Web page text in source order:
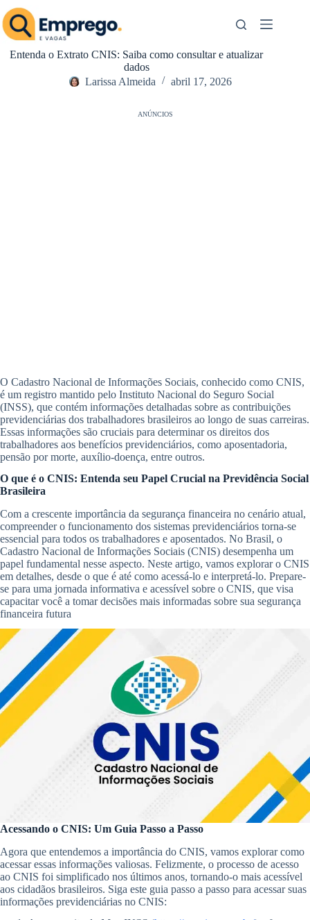
Pular
para
o
conteúdo
Entenda o Extrato CNIS: Saiba como consultar e atualizar
dados
Larissa Almeida
abril 17, 2026
ANÚNCIOS
O Cadastro Nacional de Informações Sociais, conhecido como CNIS,
é um registro mantido pelo Instituto Nacional do Seguro Social
(INSS), que contém informações detalhadas sobre as contribuições
previdenciárias dos trabalhadores brasileiros ao longo de suas carreiras.
Essas informações são cruciais para determinar os direitos dos
trabalhadores aos benefícios previdenciários, como aposentadoria,
pensão por morte, auxílio-doença, entre outros.
O que é o CNIS: Entenda seu Papel Crucial na Previdência Social
Brasileira
Com a crescente importância da segurança financeira no cenário atual,
compreender o funcionamento dos sistemas previdenciários torna-se
essencial para todos os trabalhadores e aposentados. No Brasil, o
Cadastro Nacional de Informações Sociais (CNIS) desempenha um
papel fundamental nesse aspecto. Neste artigo, vamos explorar o CNIS
em detalhes, desde o que é até como acessá-lo e interpretá-lo. Prepare-
se para uma jornada informativa e acessível sobre o CNIS, que visa
capacitar você a tomar decisões mais informadas sobre sua segurança
financeira futura
Acessando o CNIS: Um Guia Passo a Passo
Agora que entendemos a importância do CNIS, vamos explorar como
acessar essas informações valiosas. Felizmente, o processo de acesso
ao CNIS foi simplificado nos últimos anos, tornando-o mais acessível
aos cidadãos brasileiros. Siga este guia passo a passo para acessar suas
informações previdenciárias no CNIS: